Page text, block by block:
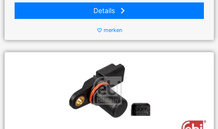
Details keyboard_arrow_right
favorite_border merken